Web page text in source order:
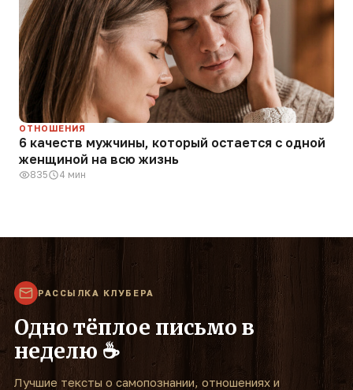
ОТНОШЕНИЯ
6 качеств мужчины, который остается с одной
женщиной на всю жизнь
835 4 мин
РАССЫЛКА КЛУБЕРА
Одно тёплое письмо в
неделю ☕
Лучшие тексты о самопознании, отношениях и